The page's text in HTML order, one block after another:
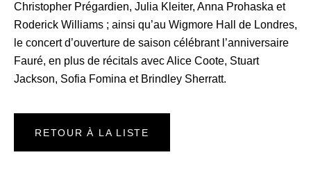
Christopher Prégardien, Julia Kleiter, Anna Prohaska et
Roderick Williams ; ainsi qu’au Wigmore Hall de Londres,
le concert d’ouverture de saison célébrant l’anniversaire
Fauré, en plus de récitals avec Alice Coote, Stuart
Jackson, Sofia Fomina et Brindley Sherratt.
RETOUR À LA LISTE